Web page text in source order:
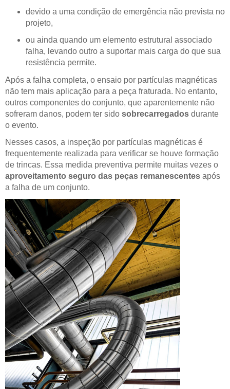
devido a uma condição de emergência não prevista no
projeto,
ou ainda quando um elemento estrutural associado
falha, levando outro a suportar mais carga do que sua
resistência permite.
Após a falha completa, o ensaio por partículas magnéticas
não tem mais aplicação para a peça fraturada. No entanto,
outros componentes do conjunto, que aparentemente não
sofreram danos, podem ter sido sobrecarregados durante
o evento.
Nesses casos, a inspeção por partículas magnéticas é
frequentemente realizada para verificar se houve formação
de trincas. Essa medida preventiva permite muitas vezes o
aproveitamento seguro das peças remanescentes após
a falha de um conjunto.